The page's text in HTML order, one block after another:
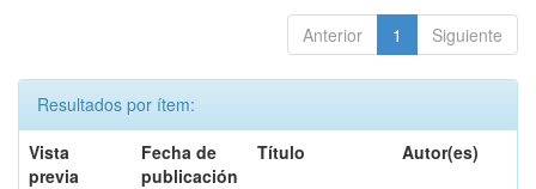
Anterior 1 Siguiente
Resultados por ítem:
Vista
previa
Fecha de
publicación
Título Autor(es)